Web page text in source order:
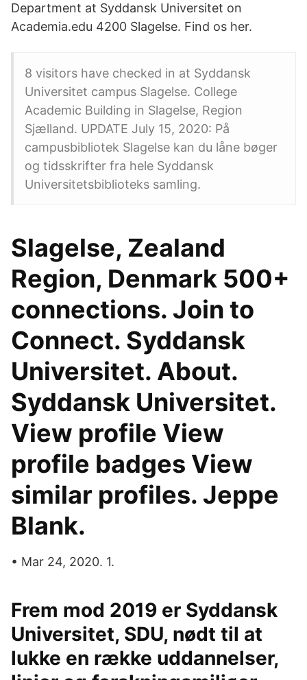
Department at Syddansk Universitet on
Academia.edu 4200 Slagelse. Find os her.
8 visitors have checked in at Syddansk
Universitet campus Slagelse. College
Academic Building in Slagelse, Region
Sjælland. UPDATE July 15, 2020: På
campusbibliotek Slagelse kan du låne bøger
og tidsskrifter fra hele Syddansk
Universitetsbiblioteks samling.
Slagelse, Zealand
Region, Denmark 500+
connections. Join to
Connect. Syddansk
Universitet. About.
Syddansk Universitet.
View profile View
profile badges View
similar profiles. Jeppe
Blank.
• Mar 24, 2020. 1.
Frem mod 2019 er Syddansk
Universitet, SDU, nødt til at
lukke en række uddannelser,